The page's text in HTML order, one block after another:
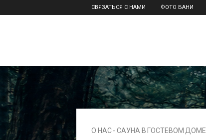
СВЯЗАТЬСЯ С НАМИ ФОТО БАНИ
О НАС - САУНА В ГОСТЕВОМ ДОМЕ